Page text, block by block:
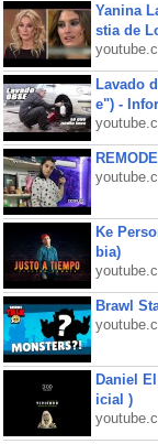
Yanina
stia de
Lavado
e") -
Ke
bia)
Brawl
Daniel
icial )